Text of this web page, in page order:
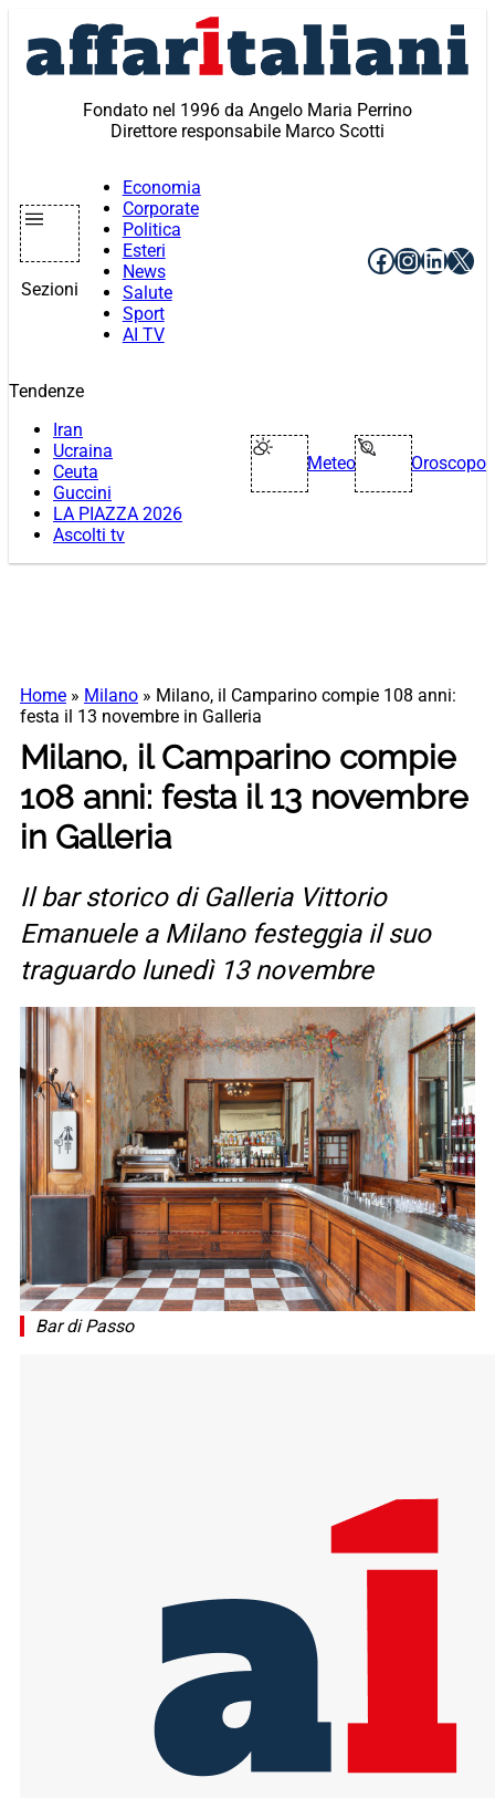
contenuto
Fondato nel 1996 da Angelo Maria Perrino
Direttore responsabile Marco Scotti
Sezioni
Economia
Corporate
Politica
Esteri
News
Salute
Sport
AI TV
Facebook
X
Tendenze
Iran
Ucraina
Ceuta
Guccini
LA PIAZZA 2026
Ascolti tv
Meteo Oroscopo
Home » Milano » Milano, il Camparino compie 108 anni:
festa il 13 novembre in Galleria
Milano, il Camparino compie
108 anni: festa il 13 novembre
in Galleria
Il bar storico di Galleria Vittorio
Emanuele a Milano festeggia il suo
traguardo lunedì 13 novembre
​​​​​​​Bar di Passo